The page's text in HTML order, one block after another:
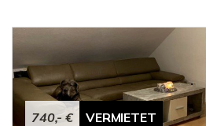
740,- € VERMIETET